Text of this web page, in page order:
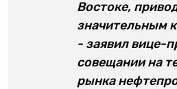
Востоке,
значительным
- заявил вице-
совещании на
рынка